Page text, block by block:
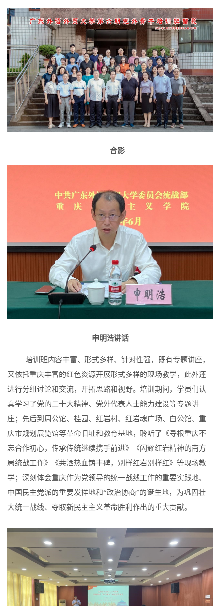
合影
申明浩讲话
培训班内容丰富、形式多样、针对性强，既有专题讲座，
又依托重庆丰富的红色资源开展形式多样的现场教学，此外还
进行分组讨论和交流，开拓思路和视野。培训期间，学员们认
真学习了党的二十大精神、党外代表人士能力建设等专题讲
座；先后到周公馆、桂园、红岩村、红岩魂广场、白公馆、重
庆市规划展览馆等革命旧址和教育基地，聆听了《寻根重庆不
忘合作初心，传承传统继续携手前进》《闪耀红岩精神的南方
局统战工作》《共洒热血铸丰碑，别样红岩别样红》等现场教
学；深刻体会重庆作为党领导的统一战线工作的重要实践地、
中国民主党派的重要发祥地和“政治协商”的诞生地，为巩固壮
大统一战线、夺取新民主主义革命胜利作出的重大贡献。